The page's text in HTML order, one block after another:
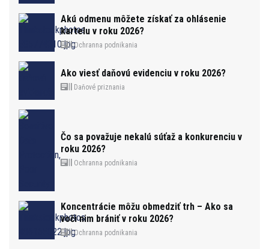
Akú odmenu môžete získať za ohlásenie
kartelu v roku 2026?
Ochranna podnikania
Ako viesť daňovú evidenciu v roku 2026?
Daňové priznania
Čo sa považuje nekalú súťaž a konkurenciu v
roku 2026?
Ochranna podnikania
Koncentrácie môžu obmedziť trh – Ako sa
voči nim brániť v roku 2026?
Ochranna podnikania